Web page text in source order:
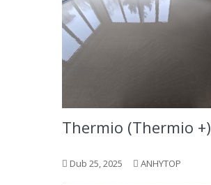
Thermio (Thermio +)
Dub 25, 2025 ANHYTOP